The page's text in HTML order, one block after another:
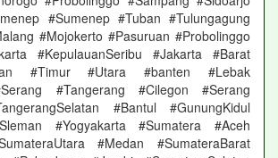
#Sumenep #Tuban #Tulungagung
#Mojokerto #Pasuruan #Probolinggo
#KepulauanSeribu #Jakarta #Barat
#Timur #Utara #banten #Lebak
#Tangerang #Cilegon #Serang
#Bantul #GunungKidul
#Yogyakarta #Sumatera #Aceh
#Medan #SumateraBarat